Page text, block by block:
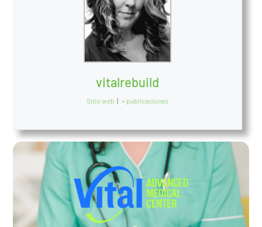
vitalrebuild
Sitio web | + publicaciones